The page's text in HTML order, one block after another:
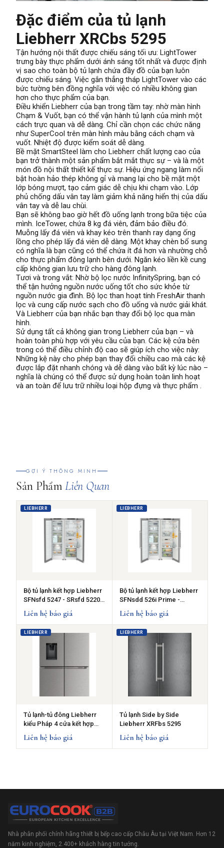
Đặc điểm của tủ lạnh
Liebherr XRCbs 5295
Tận hưởng nội thất được chiếu sáng tối ưu: LightTower
trưng bày thực phẩm dưới ánh sáng tốt nhất và được định
vị sao cho toàn bộ tủ lạnh chứa đầy đồ của bạn luôn
được chiếu sáng. Việc gắn thẳng tháp LightTower vào các
bức tường bên đồng nghĩa với việc có nhiều không gian
hơn cho thực phẩm của bạn.
Điều khiển Liebherr của bạn trong tầm tay: nhờ màn hình
Chạm & Vuốt, bạn có thể vận hành tủ lạnh của mình một
cách trực quan và dễ dàng. Chỉ cần chọn các chức năng
như SuperCool trên màn hình màu bằng cách chạm và
vuốt. Nhiệt độ được kiểm soát dễ dàng.
Bề mặt SmartSteel làm cho Liebherr chất lượng cao của
bạn trở thành một sản phẩm bắt mắt thực sự – và là một
món đồ nội thất thiết kế thực sự. Hiệu ứng ngang làm nổi
bật hoàn hảo thép không gỉ và mang lại cho bề mặt một
lớp bóng mượt, tạo cảm giác dễ chịu khi chạm vào. Lớp
phủ chống dấu vân tay làm giảm khả năng hiển thị của dấu
vân tay và dễ lau chùi.
Bạn sẽ không bao giờ hết đồ uống lạnh trong bữa tiệc của
mình. IceTower, chứa 8 kg đá viên, đảm bảo điều đó.
Muỗng lấy đá viên và khay kéo trên thanh ray dạng ống
lồng cho phép lấy đá viên dễ dàng. Một khay chèn bổ sung
có nghĩa là bạn cũng có thể chứa ít đá hơn và nhường chỗ
cho thực phẩm đông lạnh bên dưới. Ngăn kéo liền kề cung
cấp không gian lưu trữ cho hàng đông lạnh.
Tươi và trong vắt: Nhờ bộ lọc nước InfinitySpring, bạn có
thể tận hưởng nguồn nước uống tốt cho sức khỏe từ
nguồn nước gia đình. Bộ lọc than hoạt tính FreshAir thanh
lọc và cung cấp nước sạch cho đồ uống và nước giải khát.
Và Liebherr của bạn nhắc bạn thay đổi bộ lọc qua màn
hình.
Sử dụng tất cả không gian trong Liebherr của bạn – và
hoàn toàn phù hợp với yêu cầu của bạn. Các kệ cửa bên
trong có thể điều chỉnh độ cao sẽ giúp ích cho việc này:
Những kệ này cho phép bạn thay đổi chiều cao mà các kệ
được lắp đặt nhanh chóng và dễ dàng vào bất kỳ lúc nào –
nghĩa là chúng có thể được sử dụng hoàn toàn linh hoạt
và an toàn để lưu trữ nhiều loại hộp đựng và thực phẩm .
GỢI Ý THÔNG MINH
Sản PhẩmLiên Quan
LIEBHERR
Bộ tủ lạnh kết hợp Liebherr
SFNsfd 5247 - SRsfd 5220 -
Tay cầm lõm tinh tế
Liên hệ báo giá
LIEBHERR
Bộ tủ lạnh kết hợp Liebherr
SFNsdd 526i Prime -
SRsdd 5230 - Tay nắm
Slimline thanh lịch
Liên hệ báo giá
LIEBHERR
Tủ lạnh-tủ đông Liebherr
kiểu Pháp 4 cửa kết hợp
MBsddi 9058
Liên hệ báo giá
LIEBHERR
Tủ lạnh Side by Side
Liebherr XRFbs 5295
Liên hệ báo giá
Nhà phân phối chính hãng thiết bị bếp cao cấp Châu Âu tại Việt Nam. Hơn 12
năm kinh nghiệm, 2.400+ khách hàng tin tưởng.